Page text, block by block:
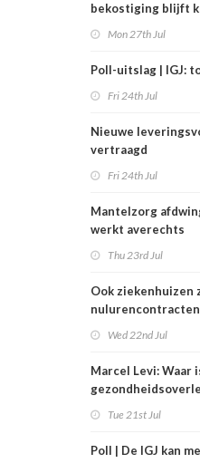
bekostiging blijft
Mon 27th Jul
Poll-uitslag | IGJ:
Fri 24th Jul
Nieuwe
vertraagd
Fri 24th Jul
Mantelzorg
werkt averechts
Thu 23rd Jul
Ook ziekenhuizen
nulurencontracten
Wed 22nd Jul
Marcel Levi: Waar
Tue 21st Jul
Poll | De IGJ kan